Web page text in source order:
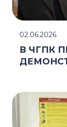
В ЧГПК
02.06.2026